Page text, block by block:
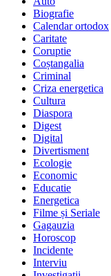
Biografie
Calendar ortodox
Caritate
Coruptie
Coștangalia
Criminal
Criza energetica
Cultura
Diaspora
Digest
Digital
Divertisment
Ecologie
Economic
Educatie
Energetica
Filme și Seriale
Gagauzia
Horoscop
Incidente
Interviu